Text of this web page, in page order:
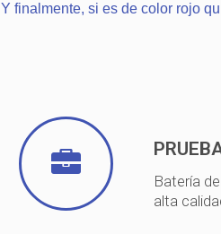
Y finalmente, si es de color rojo
Batería
alta